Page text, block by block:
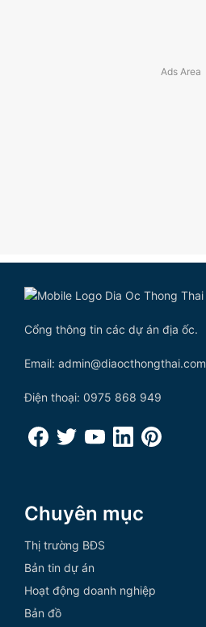
Cổng thông tin các dự án địa ốc.
Email: admin@diaocthongthai.com
Điện thoại: 0975 868 949
Chuyên mục
Thị trường BĐS
Bản tin dự án
Hoạt động doanh nghiệp
Bản đồ